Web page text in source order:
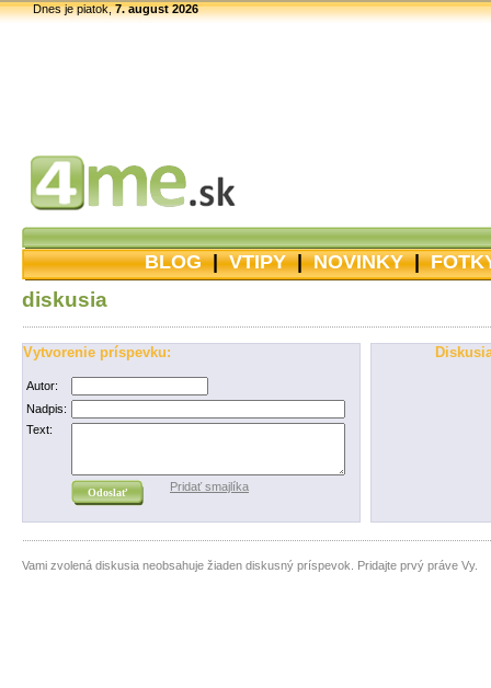
Dnes je piatok,7. august 2026
BLOG|VTIPY|NOVINKY|
diskusia
Vytvorenie príspevku:
Autor:
Nadpis:
Text:
Pridať smajlíka
Vami zvolená diskusia neobsahuje žiaden diskusný príspevok. Pridajte prvý práve Vy.